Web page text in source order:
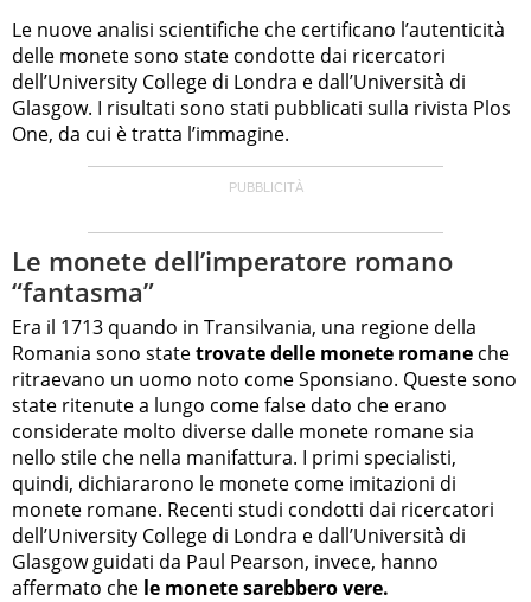
Le nuove analisi scientifiche che certificano l’autenticità
delle monete sono state condotte dai ricercatori
dell’University College di Londra e dall’Università di
Glasgow. I risultati sono stati pubblicati sulla rivista Plos
One, da cui è tratta l’immagine.
Le monete dell’imperatore romano
“fantasma”
Era il 1713 quando in Transilvania, una regione della
Romania sono statetrovate delle monete romane che
ritraevano un uomo noto come Sponsiano. Queste sono
state ritenute a lungo come false dato che erano
considerate molto diverse dalle monete romane sia
nello stile che nella manifattura. I primi specialisti,
quindi, dichiararono le monete come imitazioni di
monete romane. Recenti studi condotti dai ricercatori
dell’University College di Londra e dall’Università di
Glasgow guidati da Paul Pearson, invece, hanno
affermato che le monete sarebbero vere.